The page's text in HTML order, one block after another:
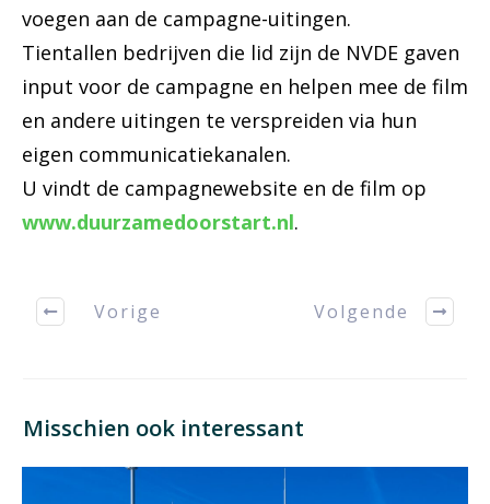
voegen aan de campagne-uitingen.
Tientallen bedrijven die lid zijn de NVDE gaven
input voor de campagne en helpen mee de film
en andere uitingen te verspreiden via hun
eigen communicatiekanalen.
U vindt de campagnewebsite en de film op
www.duurzamedoorstart.nl.
Vorige Volgende
Misschien ook interessant